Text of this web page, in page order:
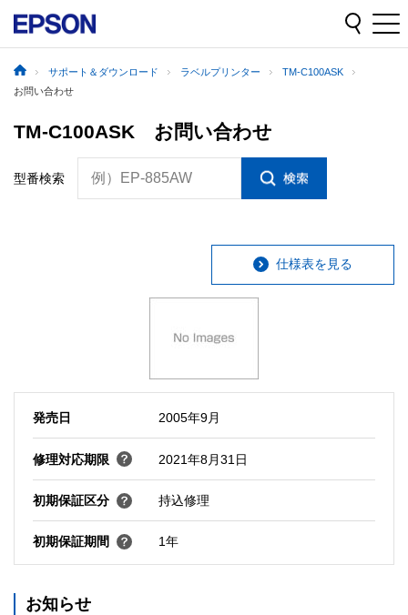
サポート＆ダウンロード ラベルプリンター
TM-C100ASK
お問い合わせ
TM-C100ASK お問い合わせ
型番検索 例）EP-885AW
仕様表を見る
発売日 2005年9月
修理対応期限 2021年8月31日
初期保証区分 持込修理
初期保証期間 1年
お知らせ